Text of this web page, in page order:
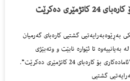
دەكرێت
بەڕێوەبەرایەتیی گشتیی كارەبای گەرمیان
بەیانییەوە تا ئێوارە نابێت و وتەبێژی
بەڕێوەبەرایەتییەكەش دەڵێت”ئامادەكاری بۆ كارەبای 24 كاتژمێری دەكرێت”.
گشتیی